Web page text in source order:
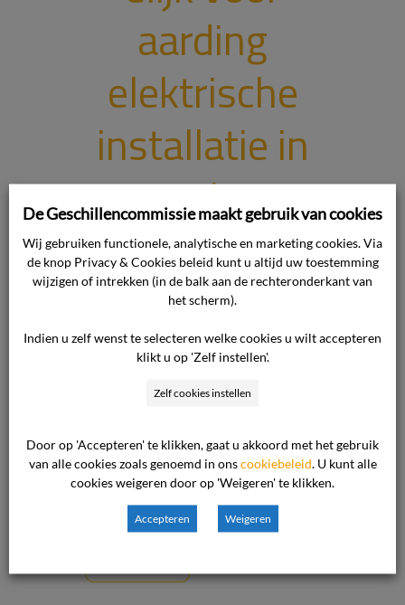
aarding
elektrische
installatie in
woning.
Onderwerp van het geschil Het
geschil betreft de kosten van de
aarding van elektriciteit. De
voorgelegd aan de ondernemer.
Standpunt van de consument Het
standpunt van de consument luidt in
heeft ijzeren waterleidingbuizen
vervangen door kunststoffen buizen.
De aarding […]
De Geschillencommissie maakt gebruik van cookies
Wij gebruiken functionele, analytische en marketing cookies. Via
de knop Privacy & Cookies beleid kunt u altijd uw toestemming
wijzigen of intrekken (in de balk aan de rechteronderkant van
het scherm).
Indien u zelf wenst te selecteren welke cookies u wilt accepteren
klikt u op 'Zelf instellen'.
Zelf cookies instellen
Door op 'Accepteren' te klikken, gaat u akkoord met het gebruik
van alle cookies zoals genoemd in onscookiebeleid . U kunt alle
cookies weigeren door op 'Weigeren' te klikken.
Accepteren Weigeren